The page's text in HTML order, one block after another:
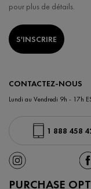
pour plus de détails.
S'INSCRIRE
CONTACTEZ-NOUS
Lundi au Vendredi 9h - 17h
1 888 458
PURCHASE